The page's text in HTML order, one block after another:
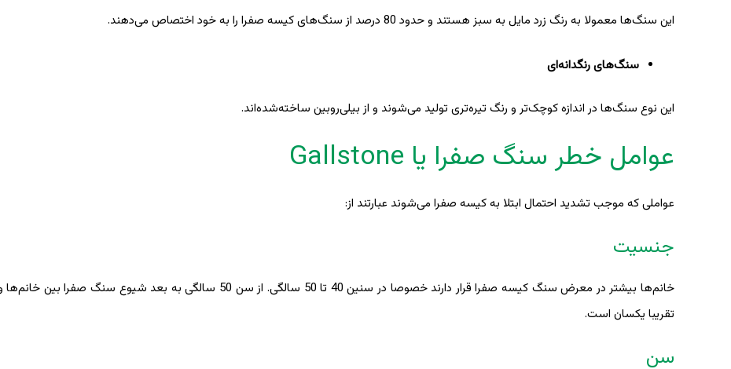
این سنگ‌ها معمولا به رنگ زرد مایل به سبز هستند و حدود 80 درصد از سنگ‌های کیسه صفرا را به خود اختصاص می‌دهند.
سنگ‌های رنگدانه‌ای
این نوع سنگ‌ها در اندازه کوچک‌تر و رنگ تیره‌تری تولید می‌شوند و از بیلی‌روبین ساخته‌شده‌اند.
عوامل خطر سنگ صفرا یا Gallstone
عواملی که موجب تشدید احتمال ابتلا به کیسه صفرا می‌شوند عبارتند از:
جنسیت
خانم‌ها بیشتر در معرض سنگ کیسه صفرا قرار دارند خصوصا در سنین 40 تا 50 سالگی. از سن 50 سالگی به بعد شیوع سنگ صفرا
تقریبا یکسان است.
سن